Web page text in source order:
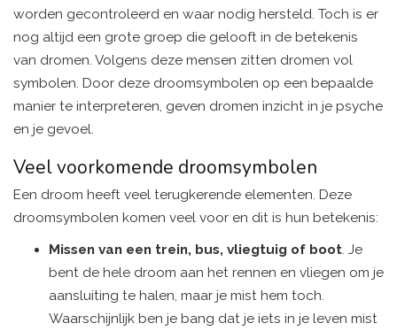
worden gecontroleerd en waar nodig hersteld. Toch is er
nog altijd een grote groep die gelooft in de betekenis
van dromen. Volgens deze mensen zitten dromen vol
symbolen. Door deze droomsymbolen op een bepaalde
manier te interpreteren, geven dromen inzicht in je psyche
en je gevoel.
Veel voorkomende droomsymbolen
Een droom heeft veel terugkerende elementen. Deze
droomsymbolen komen veel voor en dit is hun betekenis:
Missen van een trein, bus, vliegtuig of boot. Je
bent de hele droom aan het rennen en vliegen om je
aansluiting te halen, maar je mist hem toch.
Waarschijnlijk ben je bang dat je iets in je leven mist